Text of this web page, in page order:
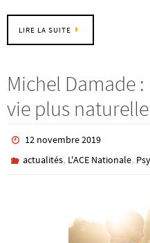
LIRE LA SUITE
Michel Damade
vie plus
12 novembre 2019
actualités, L'ACE Nationale,